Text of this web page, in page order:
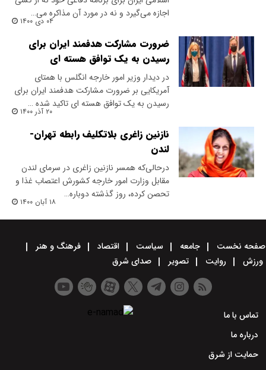
اجازه می‌گیرد و نه در مورد آن مذاکره می…
۰۴ دی ۱۴۰۰
ضرورت مشارکت هدفمند ایران برای
رسیدن به یک توافق هسته ای
در دیدار وزیر امور خارجه انگلس با همتای
آمریکایی بر ضرورت مشارکت هدفمند ایران برای
رسیدن به یک توافق هسته ای تاکید شده …
۲۰ آذر ۱۴۰۰
نازنین ‌زاغری بلاتکلیف رابطه تهران-
لندن
در‌حالی‌که همسر نازنین زاغری در سرمای لندن
مقابل وزارت امور خارجه کشورش‌ اعتصاب غذا و
تحصن کرده، روز گذشته دوباره…
۱۸ آبان ۱۴۰۰
صفحه نخست جامعه سیاست اقتصاد
فرهنگ و هنر
ورزش
روایت تصویر صدای شرق
تماس با ما
درباره ما
حمایت از شرق